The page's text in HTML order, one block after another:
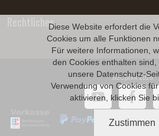
Diese Website erfordert die
Cookies um alle Funktionen
Für weitere Informationen,
den Cookies enthalten sind,
unsere Datenschutz-
Verwendung von Cookies
aktivieren, klicken Sie
Zustimmen
Rechtliches
B2Cprint 2026